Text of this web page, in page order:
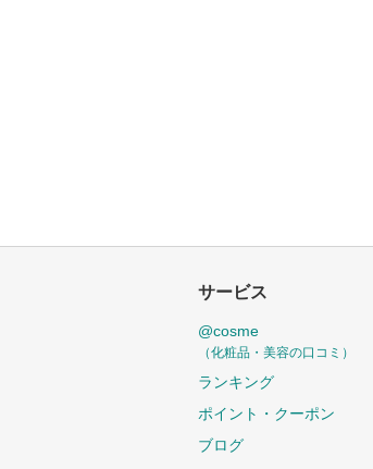
サービス
@cosme
（化粧品・美容の口コミ）
ランキング
ポイント・クーポン
ブログ